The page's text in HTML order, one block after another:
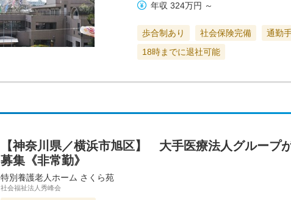
年収 324万円 ～
歩合制あり 社会保険完備 通勤
18時までに退社可能
【神奈川県／横浜市旭区】 大手医療法人グループ
募集《非常勤》
特別養護老人ホーム さくら苑
社会福祉法人秀峰会